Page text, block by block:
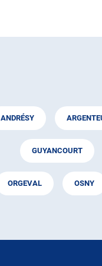
ANDRÉSY
GUYANCOURT
ORGEVAL OSNY